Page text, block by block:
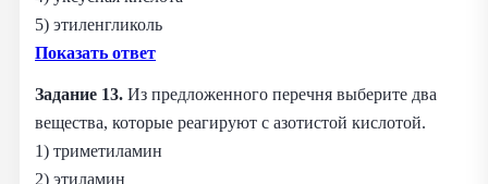
5) этиленгликоль
Показать ответ
Задание 13. Из предложенного перечня выберите два
вещества, которые реагируют с азотистой кислотой.
1) триметиламин
2) этиламин